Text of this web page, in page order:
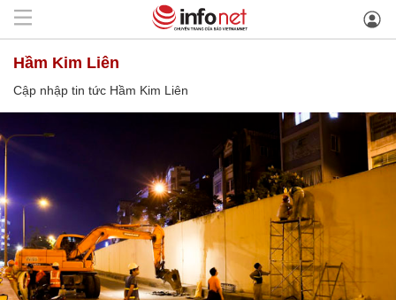
Hầm Kim Liên
Cập nhập tin tức Hầm Kim Liên